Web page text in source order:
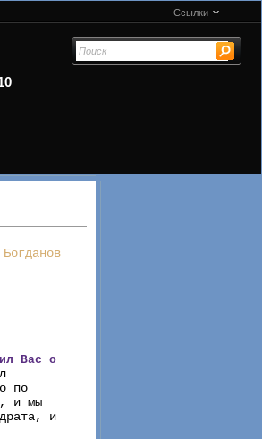
Ссылки
Вас о
по
и мы
и